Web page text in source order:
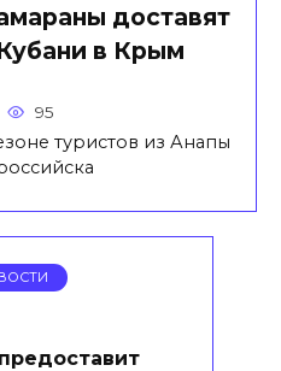
доставят
в Крым
95
туристов из Анапы